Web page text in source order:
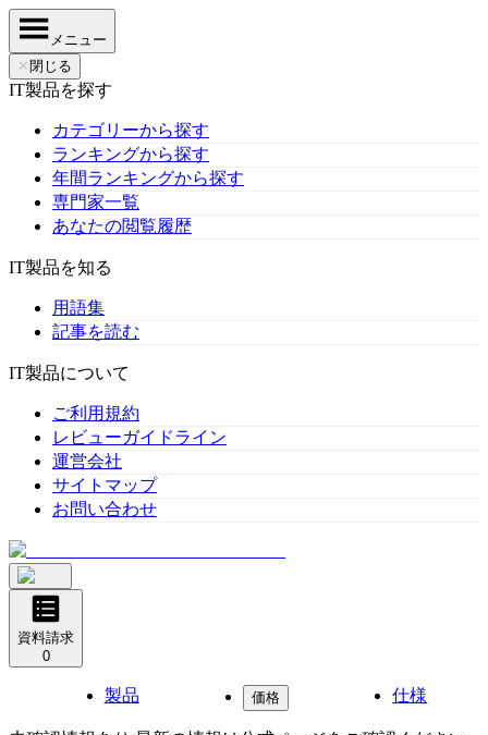
メニュー
✕ 閉じる
IT製品を探す
カテゴリーから探す
ランキングから探す
年間ランキングから探す
専門家一覧
あなたの閲覧履歴
IT製品を知る
用語集
記事を読む
IT製品について
ご利用規約
レビューガイドライン
運営会社
サイトマップ
お問い合わせ
資料請求
0
製品 価格 仕様